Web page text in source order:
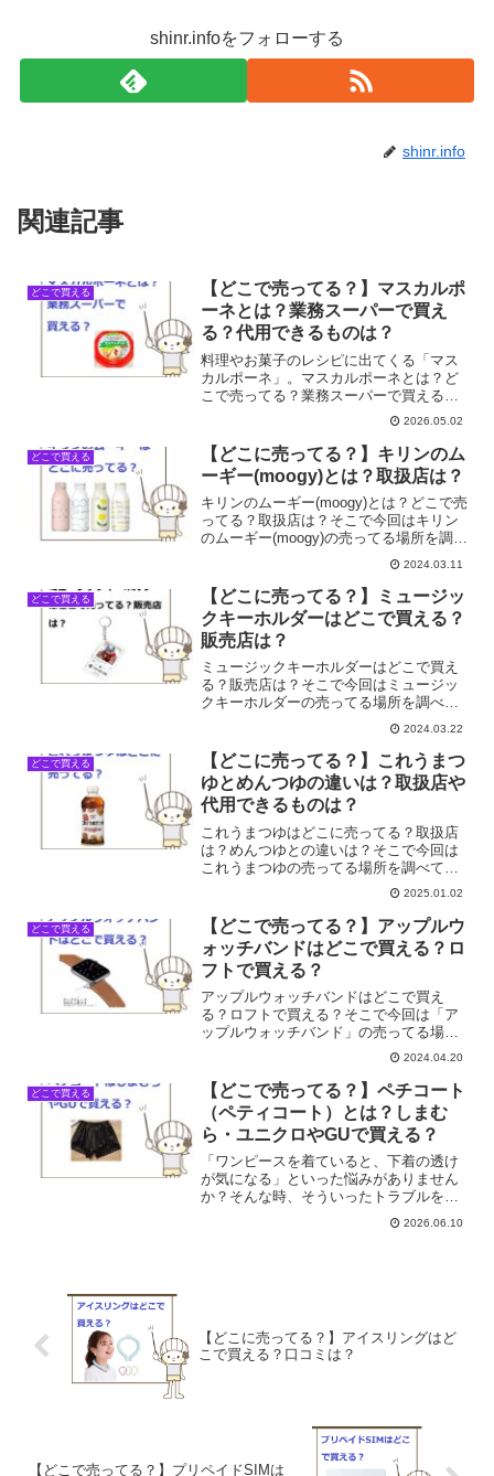
shinr.infoをフォローする
shinr.info
関連記事
どこで買える
【どこで売ってる？】マスカルポ
ーネとは？業務スーパーで買え
る？代用できるものは？
料理やお菓子のレシピに出てくる「マス
カルポーネ」。マスカルポーネとは？ど
こで売ってる？業務スーパーで買える？
代用できるものは？そこで今回はマスカ
ルポーネの売ってる場所を調べてみまし
た。
2026.05.02
どこで買える
【どこに売ってる？】キリンのム
ーギー(moogy)とは？取扱店は？
キリンのムーギー(moogy)とは？どこで売
ってる？取扱店は？そこで今回はキリン
のムーギー(moogy)の売ってる場所を調べ
2024.03.11
どこで買える
【どこに売ってる？】ミュージッ
クキーホルダーはどこで買える？
販売店は？
ミュージックキーホルダーはどこで買え
る？販売店は？そこで今回はミュージッ
クキーホルダーの売ってる場所を調べて
2024.03.22
どこで買える
【どこに売ってる？】これうまつ
ゆとめんつゆの違いは？取扱店や
代用できるものは？
これうまつゆはどこに売ってる？取扱店
は？めんつゆとの違いは？そこで今回は
これうまつゆの売ってる場所を調べてみ
2025.01.02
どこで買える
【どこで売ってる？】アップルウ
ォッチバンドはどこで買える？ロ
フトで買える？
アップルウォッチバンドはどこで買え
る？ロフトで買える？そこで今回は「ア
ップルウォッチバンド」の売ってる場所
2024.04.20
どこで買える
【どこで売ってる？】ペチコート
（ペティコート）とは？しまむ
ら・ユニクロやGUで買える？
「ワンピースを着ていると、下着の透け
が気になる」といった悩みがありません
か？そんな時、そういったトラブルを予
防できるペチコートがおすすめです。ペ
チコートはどこで売ってる？しまむらや
2026.06.10
【どこに売ってる？】アイスリングはど
こで買える？口コミは？
【どこで売ってる？】プリペイドSIMは